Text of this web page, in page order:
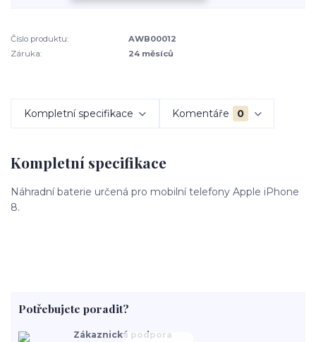
Číslo produktu:
AWB00012
Záruka:
24 měsíců
Kompletní specifikace Komentáře 0
Kompletní specifikace
Náhradní baterie určená pro mobilní telefony Apple iPhone
8.
Potřebujete poradit?
Zákaznická podpora